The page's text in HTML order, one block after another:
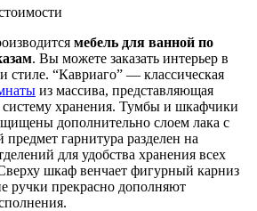
мебель для ванной по
. Вы можете заказать интерьер в
стиле. “Кавриаго” — классическая
из массива, представляющая
хранения. Тумбы и шкафчики
дополнительно слоем лака с
гарнитура разделен на
для удобства хранения всех
шкаф венчает фигурный карниз
ручки прекрасно дополняют